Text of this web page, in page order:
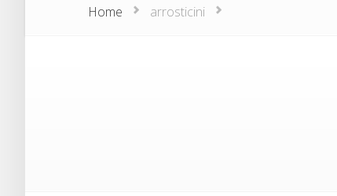
Home arrosticini